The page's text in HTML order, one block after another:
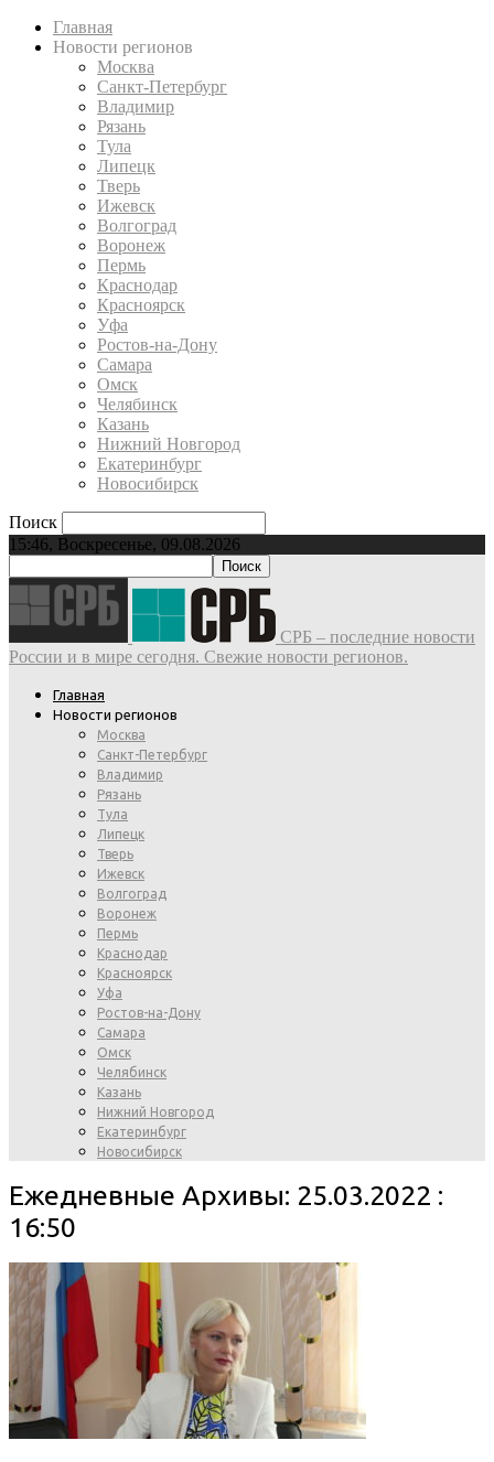
Главная
Новости регионов
Москва
Санкт-Петербург
Владимир
Рязань
Тула
Липецк
Тверь
Ижевск
Волгоград
Воронеж
Пермь
Краснодар
Красноярск
Уфа
Ростов-на-Дону
Самара
Омск
Челябинск
Казань
Нижний Новгород
Екатеринбург
Новосибирск
Поиск
15:46, Воскресенье, 09.08.2026
СРБ – последние новости
России и в мире сегодня. Свежие новости регионов.
Главная
Новости регионов
Москва
Санкт-Петербург
Владимир
Рязань
Тула
Липецк
Тверь
Ижевск
Волгоград
Воронеж
Пермь
Краснодар
Красноярск
Уфа
Ростов-на-Дону
Самара
Омск
Челябинск
Казань
Нижний Новгород
Екатеринбург
Новосибирск
Ежедневные Архивы: 25.03.2022 :
16:50